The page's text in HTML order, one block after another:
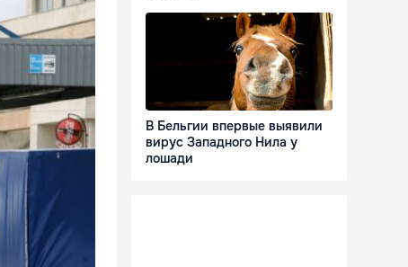
В Бельгии впервые выявили
вирус Западного Нила у
лошади